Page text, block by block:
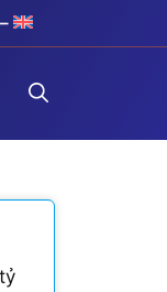
–
Quốc
Quốc